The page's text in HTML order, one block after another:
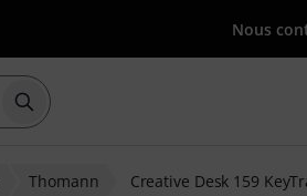
Nous
Démarrer la recherche avec le
Thomann Creative Desk 159